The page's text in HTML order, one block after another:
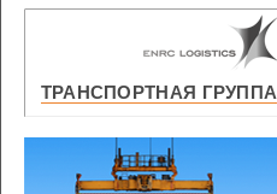
ТРАНСПОРТНАЯ ГРУППА